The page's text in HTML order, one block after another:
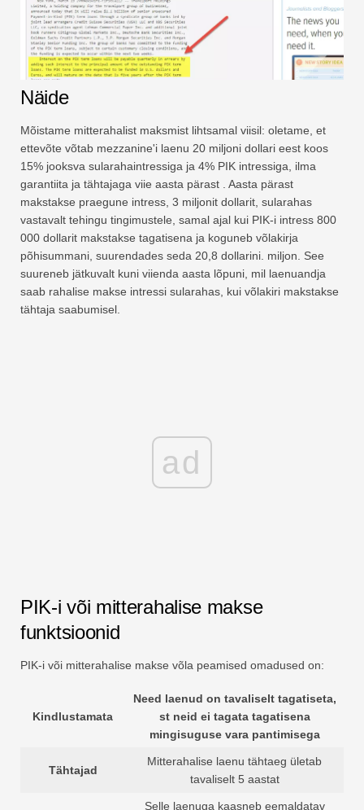
Näide
Mõistame mitterahalist maksmist lihtsamal viisil: oletame, et
ettevõte võtab mezzanine'i laenu 20 miljoni dollari eest koos
15% jooksva sularahaintressiga ja 4% PIK intressiga, ilma
garantiita ja tähtajaga viie aasta pärast . Aasta pärast
makstakse praegune intress, 3 miljonit dollarit, sularahas
vastavalt tehingu tingimustele, samal ajal kui PIK-i intress 800
000 dollarit makstakse tagatisena ja koguneb võlakirja
põhisummani, suurendades seda 20,8 dollarini. miljon. See
suureneb jätkuvalt kuni viienda aasta lõpuni, mil laenuandja
saab rahalise makse intressi sularahas, kui võlakiri makstakse
tähtaja saabumisel.
ad
PIK-i või mitterahalise makse
funktsioonid
PIK-i või mitterahalise makse võla peamised omadused on:
Kindlustamata
Need laenud on tavaliselt tagatiseta,
st neid ei tagata tagatisena
mingisuguse vara pantimisega
Tähtajad
Mitterahalise laenu tähtaeg ületab
tavaliselt 5 aastat
Selle laenuga kaasneb eemaldatav